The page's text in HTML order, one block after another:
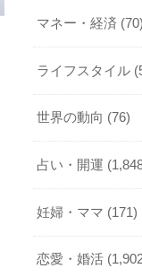
マネー・経済 (70)
ライフスタイル
世界の動向 (76)
占い・開運
妊婦・ママ (171)
恋愛・婚活